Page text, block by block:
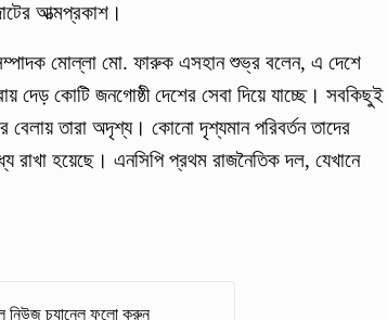
আত্মপ্রকাশ।
মোল্লা মো. ফারুক এসহান শুভ্র বলেন, এ দেশে
দেড় কোটি জনগোষ্ঠী দেশের সেবা দিয়ে যাচ্ছে। সবকিছুই
বেলায় তারা অদৃশ্য। কোনো দৃশ্যমান পরিবর্তন তাদের
রাখা হয়েছে। এনসিপি প্রথম রাজনৈতিক দল, যেখানে
নিউজ চ্যানেল ফলো করুন